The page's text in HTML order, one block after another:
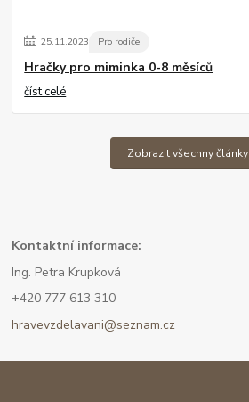
25.11.2023 Pro rodiče
Hračky pro miminka 0-8 měsíců
číst celé
Zobrazit všechny články
Kontaktní informace:
Ing. Petra Krupková
+420 777 613 310
hravevzdelavani@seznam.cz